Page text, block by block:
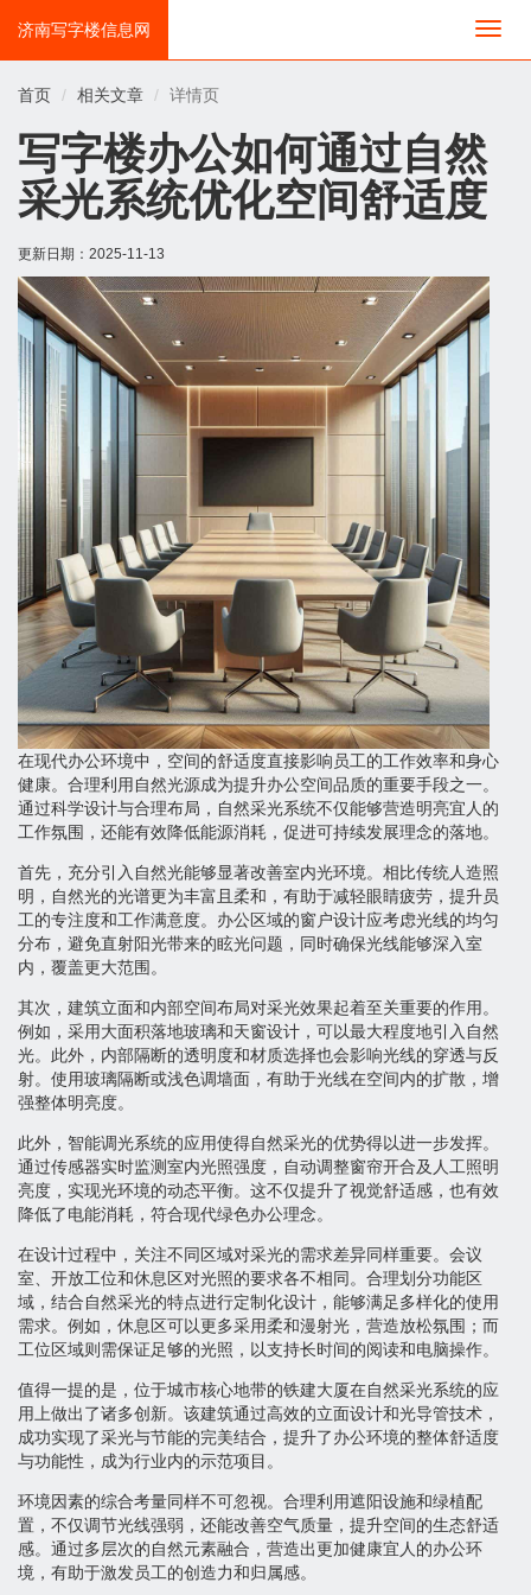
切
济南写字楼信息网
首页 相关文章 详情页
写字楼办公如何通过自然
采光系统优化空间舒适度
更新日期： 2025-11-13
在现代办公环境中，空间的舒适度直接影响员工的工作效率和身心
健康。合理利用自然光源成为提升办公空间品质的重要手段之一。
通过科学设计与合理布局，自然采光系统不仅能够营造明亮宜人的
工作氛围，还能有效降低能源消耗，促进可持续发展理念的落地。
首先，充分引入自然光能够显著改善室内光环境。相比传统人造照
明，自然光的光谱更为丰富且柔和，有助于减轻眼睛疲劳，提升员
工的专注度和工作满意度。办公区域的窗户设计应考虑光线的均匀
分布，避免直射阳光带来的眩光问题，同时确保光线能够深入室
内，覆盖更大范围。
其次，建筑立面和内部空间布局对采光效果起着至关重要的作用。
例如，采用大面积落地玻璃和天窗设计，可以最大程度地引入自然
光。此外，内部隔断的透明度和材质选择也会影响光线的穿透与反
射。使用玻璃隔断或浅色调墙面，有助于光线在空间内的扩散，增
强整体明亮度。
此外，智能调光系统的应用使得自然采光的优势得以进一步发挥。
通过传感器实时监测室内光照强度，自动调整窗帘开合及人工照明
亮度，实现光环境的动态平衡。这不仅提升了视觉舒适感，也有效
降低了电能消耗，符合现代绿色办公理念。
在设计过程中，关注不同区域对采光的需求差异同样重要。会议
室、开放工位和休息区对光照的要求各不相同。合理划分功能区
域，结合自然采光的特点进行定制化设计，能够满足多样化的使用
需求。例如，休息区可以更多采用柔和漫射光，营造放松氛围；而
工位区域则需保证足够的光照，以支持长时间的阅读和电脑操作。
值得一提的是，位于城市核心地带的铁建大厦在自然采光系统的应
用上做出了诸多创新。该建筑通过高效的立面设计和光导管技术，
成功实现了采光与节能的完美结合，提升了办公环境的整体舒适度
与功能性，成为行业内的示范项目。
环境因素的综合考量同样不可忽视。合理利用遮阳设施和绿植配
置，不仅调节光线强弱，还能改善空气质量，提升空间的生态舒适
感。通过多层次的自然元素融合，营造出更加健康宜人的办公环
境，有助于激发员工的创造力和归属感。